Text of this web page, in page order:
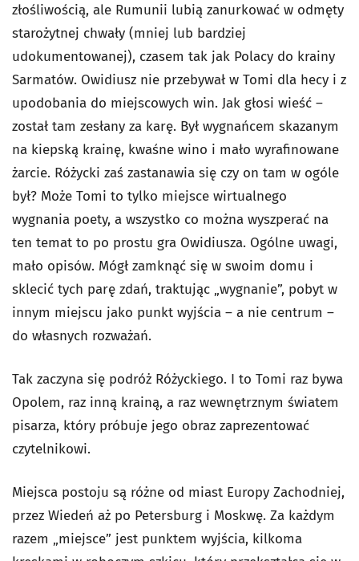
złośliwością, ale Rumunii lubią zanurkować w odmęty
starożytnej chwały (mniej lub bardziej
udokumentowanej), czasem tak jak Polacy do krainy
Sarmatów. Owidiusz nie przebywał w Tomi dla hecy i z
upodobania do miejscowych win. Jak głosi wieść –
został tam zesłany za karę. Był wygnańcem skazanym
na kiepską krainę, kwaśne wino i mało wyrafinowane
żarcie. Różycki zaś zastanawia się czy on tam w ogóle
był? Może Tomi to tylko miejsce wirtualnego
wygnania poety, a wszystko co można wyszperać na
ten temat to po prostu gra Owidiusza. Ogólne uwagi,
mało opisów. Mógł zamknąć się w swoim domu i
sklecić tych parę zdań, traktując „wygnanie”, pobyt w
innym miejscu jako punkt wyjścia – a nie centrum –
do własnych rozważań.
Tak zaczyna się podróż Różyckiego. I to Tomi raz bywa
Opolem, raz inną krainą, a raz wewnętrznym światem
pisarza, który próbuje jego obraz zaprezentować
czytelnikowi.
Miejsca postoju są różne od miast Europy Zachodniej,
przez Wiedeń aż po Petersburg i Moskwę. Za każdym
razem „miejsce” jest punktem wyjścia, kilkoma